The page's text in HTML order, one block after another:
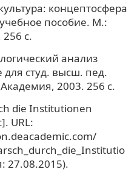
концептосфера
пособие. М.:
с.
анализ
для студ. высш. пед.
2003. 256 с.
die Institutionen
URL:
27.08.2015).